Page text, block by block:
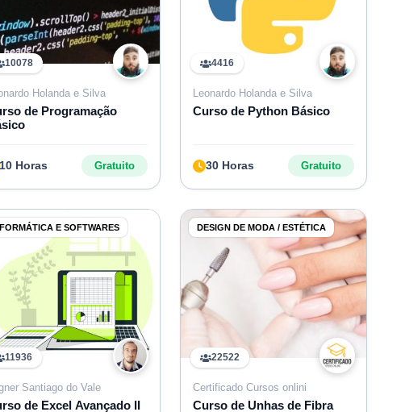
10078
Holanda e Silva
de Programação
10 Horas Gratuito
4416
Leonardo Holanda e Silva
Curso de Python Básico
30 Horas Gratuito
E SOFTWARES
11936
Santiago do Vale
de Excel Avançado II
DESIGN DE MODA / ESTÉTICA
22522
Certificado Cursos onlini
Curso de Unhas de Fibra